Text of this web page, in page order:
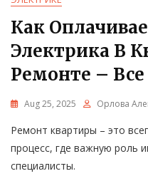
Как
Электрика В
Ремонте –
Aug 25, 2025 Орлова
Ремонт квартиры – это
процесс, где важную роль
специалисты.